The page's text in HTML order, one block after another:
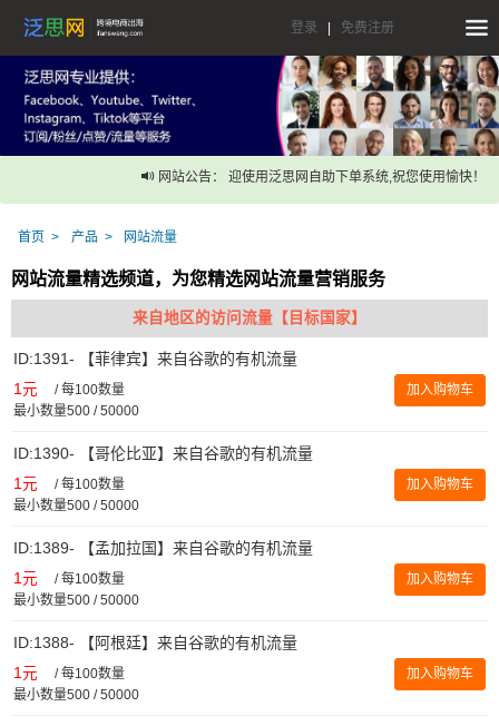
登录 免费注册
网站公告： 迎使用泛思网自助下单系统,祝您使用愉快！
首页 产品 网站流量
网站流量精选频道，为您精选网站流量营销服务
来自地区的访问流量【目标国家】
ID:1391- 【菲律宾】来自谷歌的有机流量
1元 /每100数量
最小数量500 / 50000
加入购物车
ID:1390- 【哥伦比亚】来自谷歌的有机流量
1元 /每100数量
最小数量500 / 50000
加入购物车
ID:1389- 【孟加拉国】来自谷歌的有机流量
1元 /每100数量
最小数量500 / 50000
加入购物车
ID:1388- 【阿根廷】来自谷歌的有机流量
1元 /每100数量
最小数量500 / 50000
加入购物车